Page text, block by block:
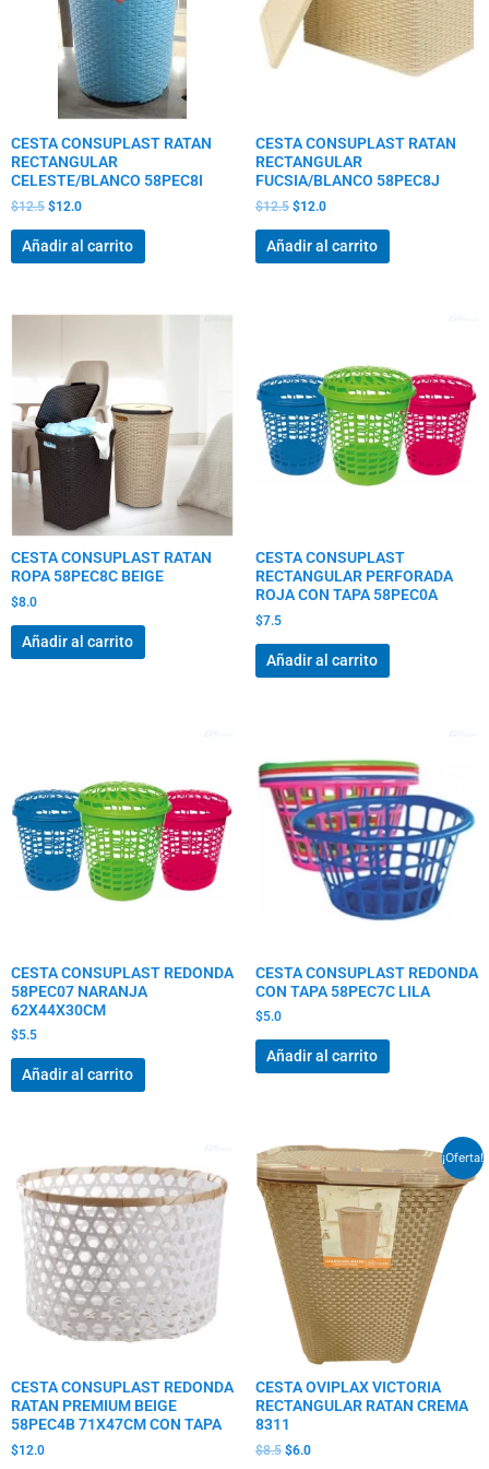
CESTA CONSUPLAST RATAN
RECTANGULAR
CELESTE/BLANCO 58PEC8I
$12.5 $12.0
Añadir al carrito
CESTA CONSUPLAST RATAN
RECTANGULAR
FUCSIA/BLANCO 58PEC8J
$12.5 $12.0
Añadir al carrito
CESTA CONSUPLAST RATAN
ROPA 58PEC8C BEIGE
$8.0
Añadir al carrito
CESTA CONSUPLAST
RECTANGULAR PERFORADA
ROJA CON TAPA 58PEC0A
$7.5
Añadir al carrito
CESTA CONSUPLAST REDONDA
58PEC07 NARANJA
62X44X30CM
$5.5
Añadir al carrito
CESTA CONSUPLAST REDONDA
CON TAPA 58PEC7C LILA
$5.0
Añadir al carrito
CESTA CONSUPLAST REDONDA
RATAN PREMIUM BEIGE
58PEC4B 71X47CM CON TAPA
$12.0
¡Oferta!
CESTA OVIPLAX VICTORIA
RECTANGULAR RATAN CREMA
8311
$8.5
El
precio
original
era:
$8.5.
$6.0
El
precio
actual
es:
$6.0.